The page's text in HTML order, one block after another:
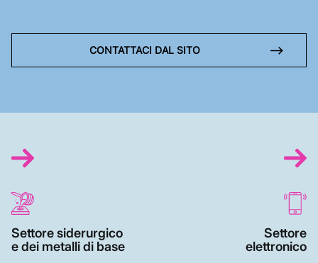
CONTATTACI DAL SITO
Settore siderurgico
e dei metalli di base
Settore
elettronico